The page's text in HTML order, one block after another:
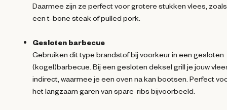
Daarmee zijn ze perfect voor grotere stukken vlees, zoals
een t-bone steak of pulled pork.
Gesloten barbecue
Gebruiken dit type brandstof bij voorkeur in een gesloten
(kogel)barbecue. Bij een gesloten deksel grill je jouw
indirect, waarmee je een oven na kan bootsen. Perfect
het langzaam garen van spare-ribs bijvoorbeeld.